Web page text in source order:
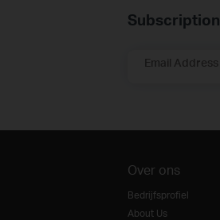
Subscription
Email Address
Over ons
Bedrijfsprofiel
About Us